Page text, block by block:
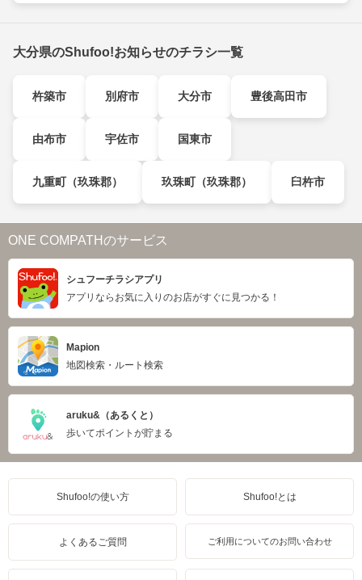
大分県のShufoo!お知らせのチラシ一覧
杵築市 別府市 大分市 豊後高田市
由布市 宇佐市 国東市
九重町（玖珠郡） 玖珠町（玖珠郡） 臼杵市
ONE COMPATHのサービス
シュフーチラシアプリ
アプリならお気に入りのお店がすぐに見つかる！
Mapion
地図検索・ルート検索
aruku&（あるくと）
歩いてポイントが貯まる
Shufoo!の使い方 Shufoo!とは
よくあるご質問 ご利用についてのお問い合わせ